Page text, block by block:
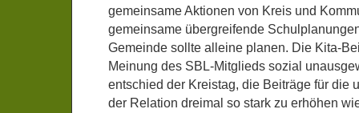
gemeinsame Aktionen von Kreis und
gemeinsame übergreifende
Gemeinde sollte alleine planen. Die Kita-
Meinung des SBL-Mitglieds sozial
entschied der Kreistag, die Beiträge für die
der Relation dreimal so stark zu erhöhen